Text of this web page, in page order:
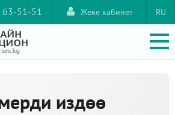
63-51-51 RU
Жеке кабинет
издөө